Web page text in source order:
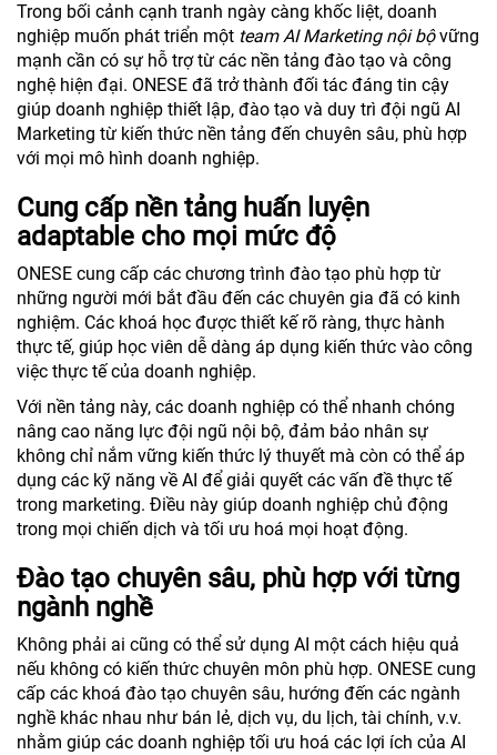
Trong bối cảnh cạnh tranh ngày càng khốc liệt, doanh
nghiệp muốn phát triển một team AI Marketing nội bộvững
mạnh cần có sự hỗ trợ từ các nền tảng đào tạo và công
nghệ hiện đại. ONESE đã trở thành đối tác đáng tin cậy
giúp doanh nghiệp thiết lập, đào tạo và duy trì đội ngũ AI
Marketing từ kiến thức nền tảng đến chuyên sâu, phù hợp
với mọi mô hình doanh nghiệp.
Cung cấp nền tảng huấn luyện
adaptable cho mọi mức độ
ONESE cung cấp các chương trình đào tạo phù hợp từ
những người mới bắt đầu đến các chuyên gia đã có kinh
nghiệm. Các khoá học được thiết kế rõ ràng, thực hành
thực tế, giúp học viên dễ dàng áp dụng kiến thức vào công
việc thực tế của doanh nghiệp.
Với nền tảng này, các doanh nghiệp có thể nhanh chóng
nâng cao năng lực đội ngũ nội bộ, đảm bảo nhân sự
không chỉ nắm vững kiến thức lý thuyết mà còn có thể áp
dụng các kỹ năng về AI để giải quyết các vấn đề thực tế
trong marketing. Điều này giúp doanh nghiệp chủ động
trong mọi chiến dịch và tối ưu hoá mọi hoạt động.
Đào tạo chuyên sâu, phù hợp với từng
ngành nghề
Không phải ai cũng có thể sử dụng AI một cách hiệu quả
nếu không có kiến thức chuyên môn phù hợp. ONESE cung
cấp các khoá đào tạo chuyên sâu, hướng đến các ngành
nghề khác nhau như bán lẻ, dịch vụ, du lịch, tài chính, v.v.
nhằm giúp các doanh nghiệp tối ưu hoá các lợi ích của AI